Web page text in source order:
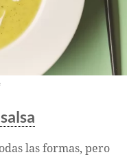
las formas, pero